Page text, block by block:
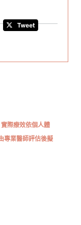
際療效依個人體
專業醫師評估後擬